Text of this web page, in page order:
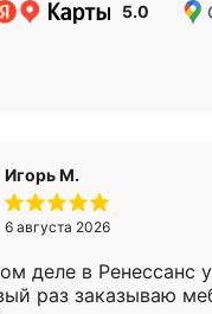
5.0
Игорь М.
6 августа 2026
деле в Ренессанс
раз заказываю